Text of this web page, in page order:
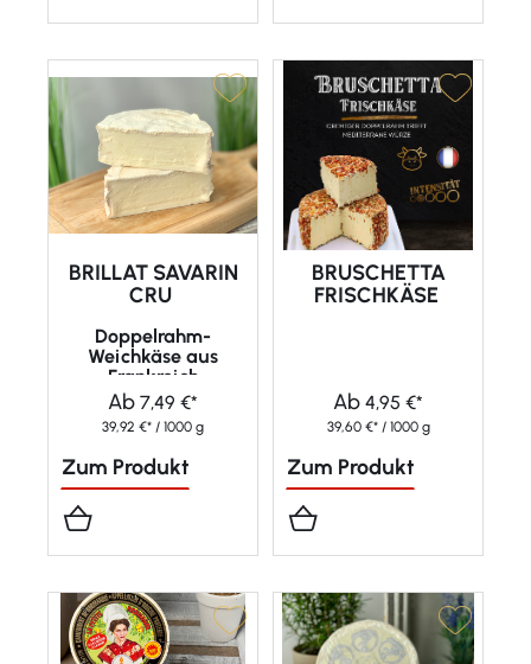
BRILLAT SAVARIN
CRU
Doppelrahm-
Weichkäse aus
Frankreich
Ab 7,49 €*
39,92 €* / 1000 g
Zum Produkt
BRUSCHETTA
FRISCHKÄSE
Ab 4,95 €*
39,60 €* / 1000 g
Zum Produkt